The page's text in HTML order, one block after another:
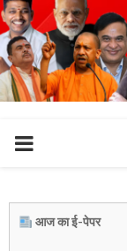
PRIMARY
आज का ई-पेपर